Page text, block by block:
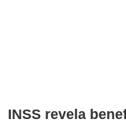
INSS revela